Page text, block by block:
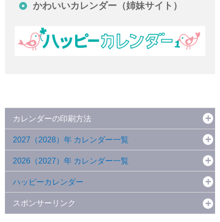
かわいいカレンダー（姉妹サイト）
カレンダーの印刷方法
2027（2028）年 カレンダー一覧
2026（2027）年 カレンダー一覧
ハッピーカレンダー
スポンサーリンク